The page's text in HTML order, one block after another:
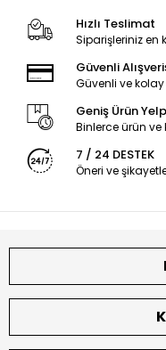
Hızlı Teslimat
Siparişleriniz en
Güvenli
Güvenli ve
Geniş Ürün
Binlerce ürün
7 / 24 DESTEK
Öneri ve